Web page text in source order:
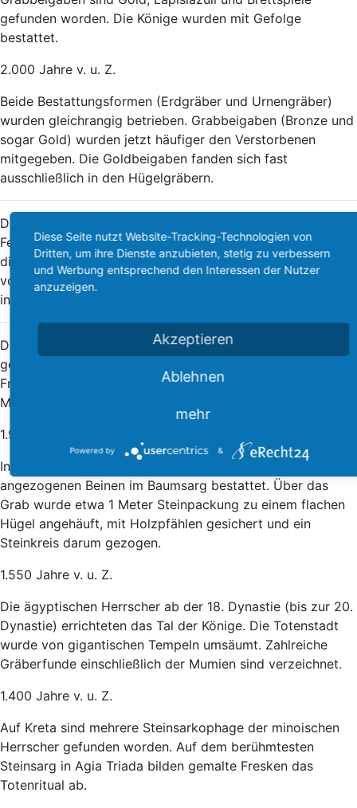
gefunden worden. Die Könige wurden mit Gefolge
bestattet.
2.000 Jahre v. u. Z.
Beide Bestattungsformen (Erdgräber und Urnengräber)
wurden gleichrangig betrieben. Grabbeigaben (Bronze und
sogar Gold) wurden jetzt häufiger den Verstorbenen
mitgegeben. Die Goldbeigaben fanden sich fast
ausschließlich in den Hügelgräbern.
Die Bandkeramische Kultur entwickelte die
Feuerbestattung weiter. Die Leichenbrände zeigen, dass
die Einäscherung bei höheren Temperaturen stattfand als
vorher. Der kannibalische Totenkult wurde immer seltener
in Europa.
Die Erdbestattungen der Schnurbandkeramiker wurden in
gehockter Stellung mit Blick nach Süden bestattet. Die
Frauen lagen dabei auf der rechten Körperhälfte, die
Männer auf der linken.
1.900 Jahre v. u. Z.
In der Aunjetitzer Kultur (Lausitz) wurden die Toten mit
angezogenen Beinen im Baumsarg bestattet. Über das
Grab wurde etwa 1 Meter Steinpackung zu einem flachen
Hügel angehäuft, mit Holzpfählen gesichert und ein
Steinkreis darum gezogen.
1.550 Jahre v. u. Z.
Die ägyptischen Herrscher ab der 18. Dynastie (bis zur 20.
Dynastie) errichteten das Tal der Könige. Die Totenstadt
wurde von gigantischen Tempeln umsäumt. Zahlreiche
Gräberfunde einschließlich der Mumien sind verzeichnet.
1.400 Jahre v. u. Z.
Auf Kreta sind mehrere Steinsarkophage der minoischen
Herrscher gefunden worden. Auf dem berühmtesten
Steinsarg in Agia Triada bilden gemalte Fresken das
Totenritual ab.
Diese Seite nutzt Website-Tracking-Technologien von
Dritten, um ihre Dienste anzubieten, stetig zu verbessern
und Werbung entsprechend den Interessen der Nutzer
anzuzeigen.
Akzeptieren
Ablehnen
mehr
Powered by &